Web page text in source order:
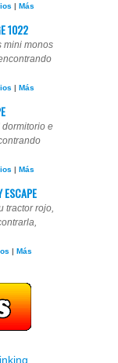
| Más
1022
mini monos
| Más
dormitorio e
| Más
ESCAPE
tractor rojo,
| Más